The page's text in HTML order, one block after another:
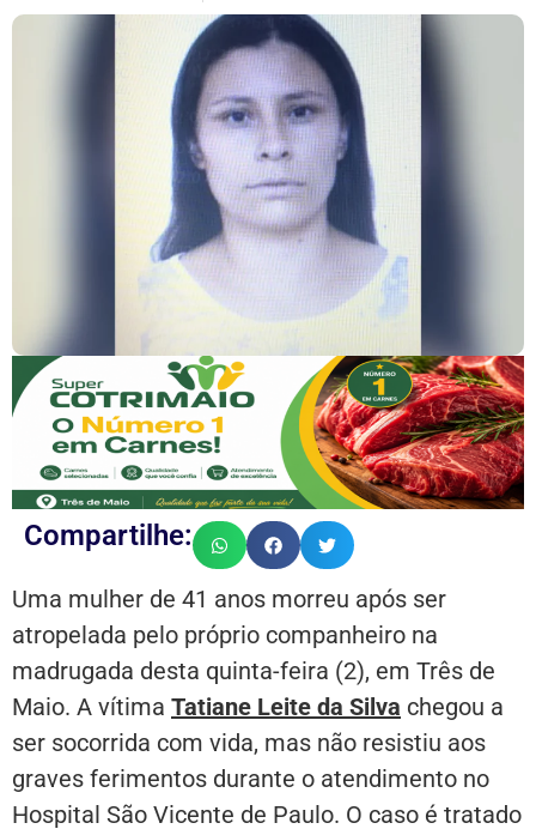
Compartilhe:
Uma mulher de 41 anos morreu após ser
atropelada pelo próprio companheiro na
madrugada desta quinta-feira (2), em Três de
Maio. A vítima Tatiane Leite da Silva chegou a
ser socorrida com vida, mas não resistiu aos
graves ferimentos durante o atendimento no
Hospital São Vicente de Paulo. O caso é tratado